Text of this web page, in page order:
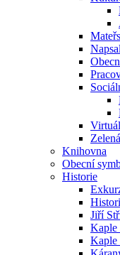
Knihovna
Obecní
Historie
Jiří
Kaple
Kaple